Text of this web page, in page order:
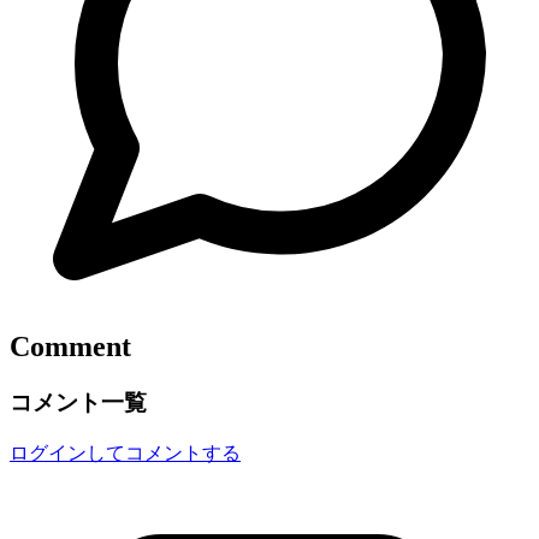
Comment
コメント一覧
ログインしてコメントする